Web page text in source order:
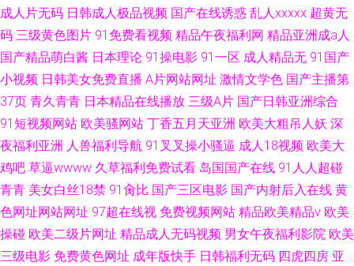
成人片无码 日韩成人极品视频 国产在线诱惑 乱人xxxxx 超黄无
码 三级黄色图片 91免费看视频 精品午夜福利网 精品亚洲成a人
国产精品萌白酱 日本理论 91操电影 91一区 成人精品无 91国产
小视频 日韩美女免费直播 A片网站网址 激情文学色 国产主播第
37页 青久青青 日本精品在线播放 三级A片 国产日韩亚洲综合
91短视频网站 欧美骚网站 丁香五月天亚洲 欧美大粗吊人妖 深
夜福利亚洲 人兽福利导航 91叉叉操小骚逼 成人18视频 欧美大
鸡吧 草逼wwww 久草福利免费试看 岛国国产在线 91人人超碰
青青 美女白丝18禁 91肏比 国产三区电影 国产内射后入在线 黄
色网址网站网址 97超在线视 免费视频网站 精品欧美精品v 欧美
操碰 欧美二级片网址 精品成人无码视频 男女午夜福利影院 欧美
三级电影 免费黄色网址 成年版快手 日韩福利无码 四虎四房 亚